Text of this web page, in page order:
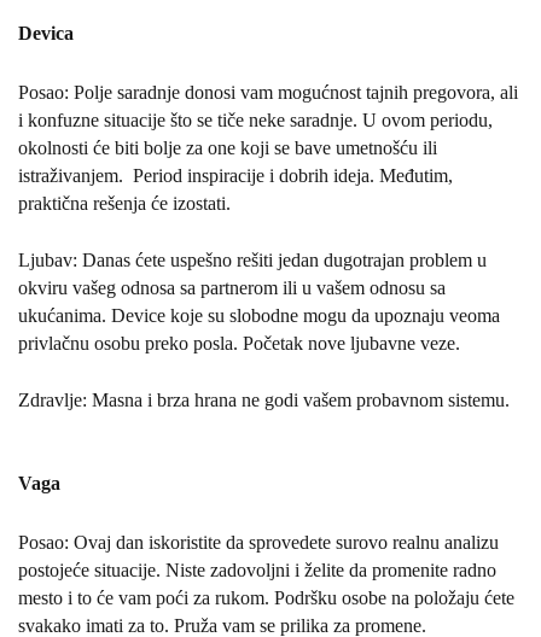
Devica
Posao: Polje saradnje donosi vam mogućnost tajnih pregovora, ali
i konfuzne situacije što se tiče neke saradnje. U ovom periodu,
okolnosti će biti bolje za one koji se bave umetnošću ili
istraživanjem. Period inspiracije i dobrih ideja. Međutim,
praktična rešenja će izostati.
Ljubav: Danas ćete uspešno rešiti jedan dugotrajan problem u
okviru vašeg odnosa sa partnerom ili u vašem odnosu sa
ukućanima. Device koje su slobodne mogu da upoznaju veoma
privlačnu osobu preko posla. Početak nove ljubavne veze.
Zdravlje: Masna i brza hrana ne godi vašem probavnom sistemu.
Vaga
Posao: Ovaj dan iskoristite da sprovedete surovo realnu analizu
postojeće situacije. Niste zadovoljni i želite da promenite radno
mesto i to će vam poći za rukom. Podršku osobe na položaju ćete
svakako imati za to. Pruža vam se prilika za promene.